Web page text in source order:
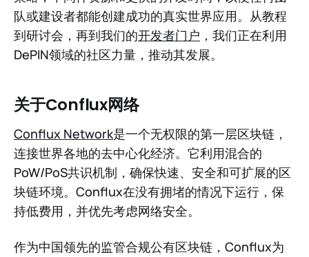
队或建设者都能创建成功的真实世界应用。从教程
到研讨会，再到我们的开发者门户 ，我们正在利用
DePIN领域的社区力量，推动其发展。
关于Conflux网络
Conflux Network是一个无权限的第一层区块链，
连接世界各地的去中心化经济。它利用混合的
PoW/PoS共识机制，确保快速、安全和可扩展的区
块链环境。Conflux在没有拥堵的情况下运行，保
持低费用，并优先考虑网络安全。
作为中国领先的监管合规公有区块链，Conflux为